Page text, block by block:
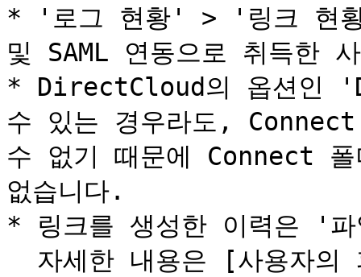
* '로그 현황' > '링크 현
및 SAML 연동으로 취득한
* DirectCloud의 옵션인
수 있는 경우라도, Connect
수 없기 때문에 Connect
없습니다.
* 링크를 생성한 이력은 '